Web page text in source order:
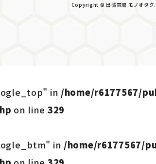
Copyright © 出張買取 モノオタ
in /home/r6177567/
on line 329
in /home/r6177567/